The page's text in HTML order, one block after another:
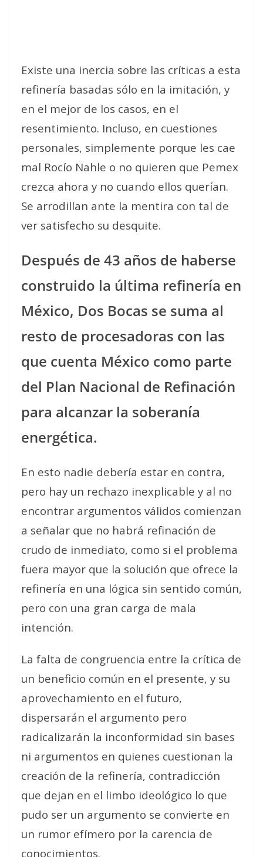
Existe una inercia sobre las críticas a esta
refinería basadas sólo en la imitación, y
en el mejor de los casos, en el
resentimiento. Incluso, en cuestiones
personales, simplemente porque les cae
mal Rocío Nahle o no quieren que Pemex
crezca ahora y no cuando ellos querían.
Se arrodillan ante la mentira con tal de
ver satisfecho su desquite.
Después de 43 años de haberse
construido la última refinería en
México, Dos Bocas se suma al
resto de procesadoras con las
que cuenta México como parte
del Plan Nacional de Refinación
para alcanzar la soberanía
energética.
En esto nadie debería estar en contra,
pero hay un rechazo inexplicable y al no
encontrar argumentos válidos comienzan
a señalar que no habrá refinación de
crudo de inmediato, como si el problema
fuera mayor que la solución que ofrece la
refinería en una lógica sin sentido común,
pero con una gran carga de mala
intención.
La falta de congruencia entre la crítica de
un beneficio común en el presente, y su
aprovechamiento en el futuro,
dispersarán el argumento pero
radicalizarán la inconformidad sin bases
ni argumentos en quienes cuestionan la
creación de la refinería, contradicción
que dejan en el limbo ideológico lo que
pudo ser un argumento se convierte en
un rumor efímero por la carencia de
conocimientos.